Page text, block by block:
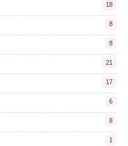
18
8
8
21
17
6
8
1